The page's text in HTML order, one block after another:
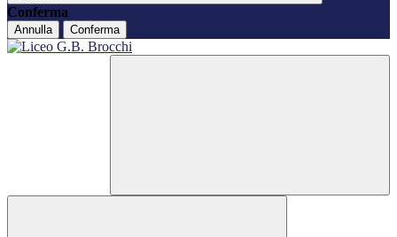
Conferma
Annulla Conferma